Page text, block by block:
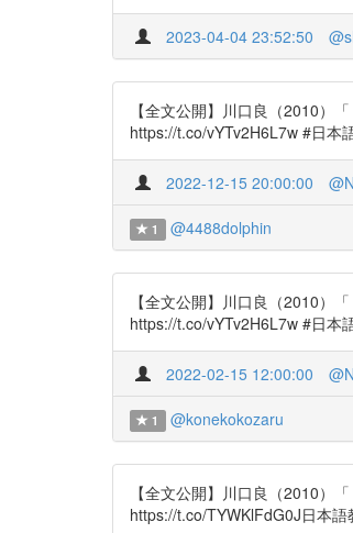
2023-04-04 23:52:50
【全文公開】川口良（2010）
https://t.co/vYTv2H6L7w #日本
2022-12-15 20:00:00
1 @4488dolphin
【全文公開】川口良（2010）
https://t.co/vYTv2H6L7w #日本
2022-02-15 12:00:00
1 @konekokozaru
【全文公開】川口良（2010）
https://t.co/TYWKlFdG0J日本